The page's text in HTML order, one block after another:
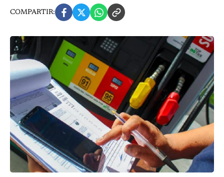
COMPARTIR: